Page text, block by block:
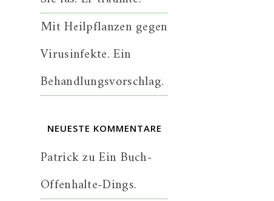
Mit Heilpflanzen gegen
Virusinfekte. Ein
Behandlungsvorschlag.
NEUESTE KOMMENTARE
PatrickzuEin Buch-
Offenhalte-Dings.